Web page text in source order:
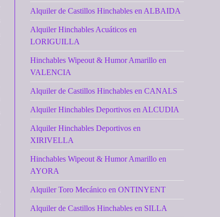
Alquiler de Castillos Hinchables en ALBAIDA
Alquiler Hinchables Acuáticos en
LORIGUILLA
Hinchables Wipeout & Humor Amarillo en
VALENCIA
Alquiler de Castillos Hinchables en CANALS
Alquiler Hinchables Deportivos en ALCUDIA
Alquiler Hinchables Deportivos en
XIRIVELLA
Hinchables Wipeout & Humor Amarillo en
AYORA
Alquiler Toro Mecánico en ONTINYENT
Alquiler de Castillos Hinchables en SILLA